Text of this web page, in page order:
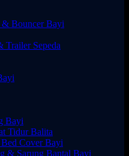
& Bouncer Bayi
Trailer Sepeda
Bayi
Tidur Balita
Cover Bayi
& Sarung Bantal Bayi